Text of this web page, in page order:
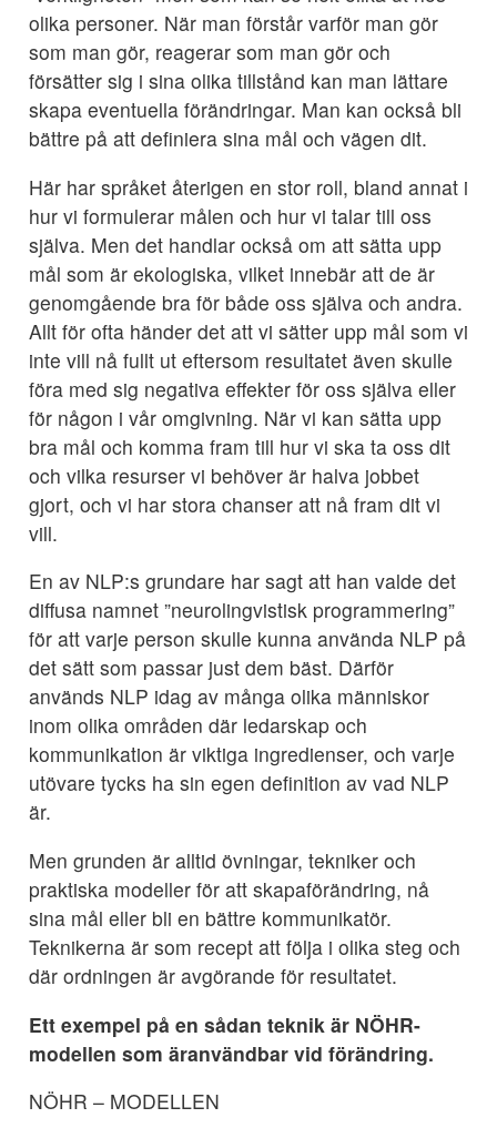
olika personer. När man förstår varför man gör
som man gör, reagerar som man gör och
försätter sig i sina olika tillstånd kan man lättare
skapa eventuella förändringar. Man kan också bli
bättre på att definiera sina mål och vägen dit.
Här har språket återigen en stor roll, bland annat i
hur vi formulerar målen och hur vi talar till oss
själva. Men det handlar också om att sätta upp
mål som är ekologiska, vilket innebär att de är
genomgående bra för både oss själva och andra.
Allt för ofta händer det att vi sätter upp mål som vi
inte vill nå fullt ut eftersom resultatet även skulle
föra med sig negativa effekter för oss själva eller
för någon i vår omgivning. När vi kan sätta upp
bra mål och komma fram till hur vi ska ta oss dit
och vilka resurser vi behöver är halva jobbet
gjort, och vi har stora chanser att nå fram dit vi
vill.
En av NLP:s grundare har sagt att han valde det
diffusa namnet ”neurolingvistisk programmering”
för att varje person skulle kunna använda NLP på
det sätt som passar just dem bäst. Därför
används NLP idag av många olika människor
inom olika områden där ledarskap och
kommunikation är viktiga ingredienser, och varje
utövare tycks ha sin egen definition av vad NLP
är.
Men grunden är alltid övningar, tekniker och
praktiska modeller för att skapaförändring, nå
sina mål eller bli en bättre kommunikatör.
Teknikerna är som recept att följa i olika steg och
där ordningen är avgörande för resultatet.
Ett exempel på en sådan teknik är NÖHR-
modellen som äranvändbar vid förändring.
NÖHR – MODELLEN